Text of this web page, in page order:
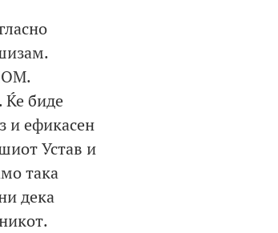
биде
и ефикасен
Устав и
така
дека